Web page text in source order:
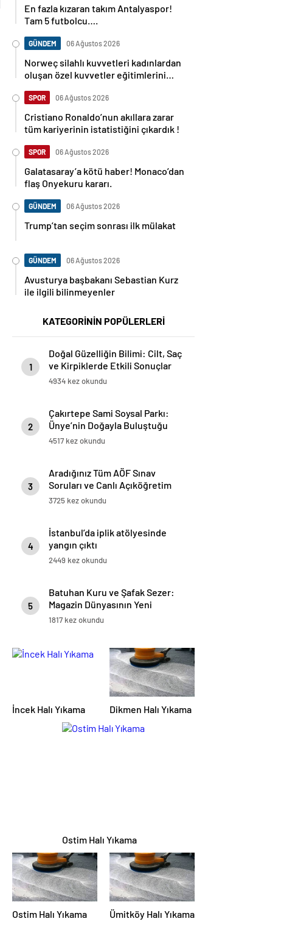
En fazla kızaran takım Antalyaspor!
Tam 5 futbolcu….
GÜNDEM 06 Ağustos 2026
Norweç silahlı kuvvetleri kadınlardan
oluşan özel kuvvetler eğitimlerini
SPOR 06 Ağustos 2026
Cristiano Ronaldo’nun akıllara zarar
tüm kariyerinin istatistiğini çıkardık !
SPOR 06 Ağustos 2026
Galatasaray’a kötü haber! Monaco’dan
flaş Onyekuru kararı.
GÜNDEM 06 Ağustos 2026
Trump’tan seçim sonrası ilk mülakat
GÜNDEM 06 Ağustos 2026
Avusturya başbakanı Sebastian Kurz
ile ilgili bilinmeyenler
KATEGORİNİN POPÜLERLERİ
1
Doğal Güzelliğin Bilimi: Cilt, Saç
ve Kirpiklerde Etkili Sonuçlar
4934 kez okundu
2
Çakırtepe Sami Soysal Parkı:
Ünye’nin Doğayla Buluştuğu
Eşsiz Seyir Terası
4517 kez okundu
3
Aradığınız Tüm AÖF Sınav
Soruları ve Canlı Açıköğretim
Forumu Burada
3725 kez okundu
4
İstanbul’da iplik atölyesinde
yangın çıktı
2449 kez okundu
5
Batuhan Kuru ve Şafak Sezer:
Magazin Dünyasının Yeni
“Dynamic Duo”su!
1817 kez okundu
İncek Halı Yıkama Dikmen Halı Yıkama
Ostim Halı Yıkama
Ostim Halı Yıkama Ümitköy Halı Yıkama